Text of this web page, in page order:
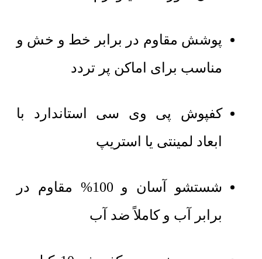
پوشش مقاوم در برابر خط و خش و
مناسب برای اماکن پر تردد
کفپوش پی وی سی استاندارد با
ابعاد لمینتی یا استریپ
شستشو آسان و 100% مقاوم در
برابر آب و کاملاً ضد آب